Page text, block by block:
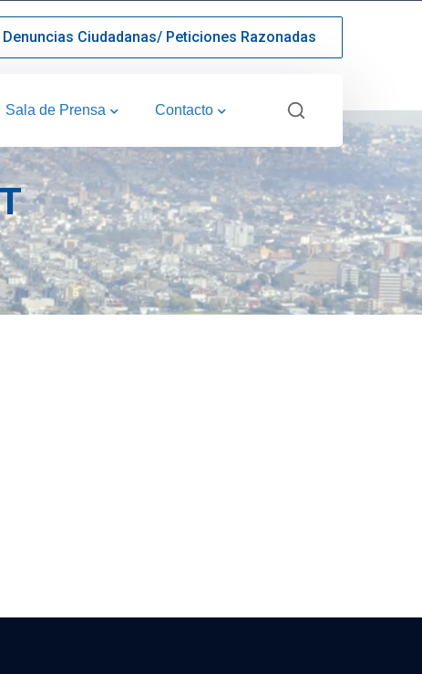
Denuncias Ciudadanas/ Peticiones Razonadas
Sala de Prensa Contacto